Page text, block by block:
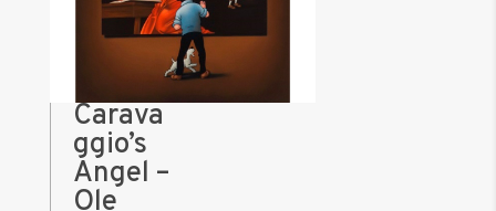
Carava
ggio’s
Angel –
Ole